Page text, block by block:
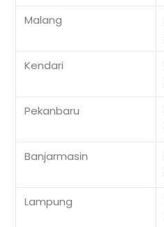
Malang
Kendari
Pekanbaru
Banjarmasin
Lampung